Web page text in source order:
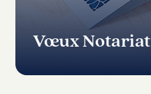
Vœux Notariat